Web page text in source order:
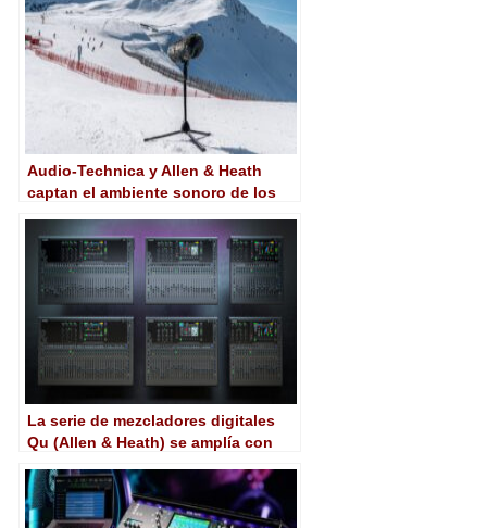
Audio-Technica y Allen & Heath
captan el ambiente sonoro de los
Alpino
La serie de mezcladores digitales
Qu (Allen & Heath) se amplía con